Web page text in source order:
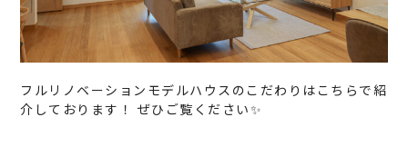
フルリノベーションモデルハウスのこだわりはこちらで紹
介しております！ ぜひご覧ください✨